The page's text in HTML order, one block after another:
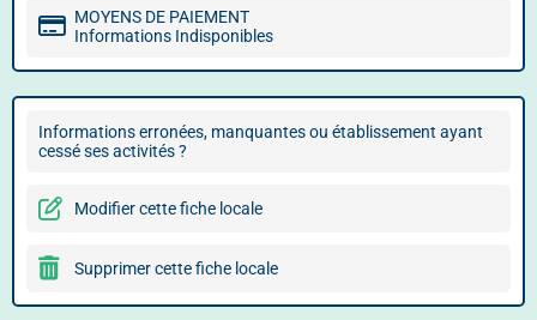
MOYENS DE PAIEMENT
Informations Indisponibles
Informations erronées, manquantes ou établissement ayant
cessé ses activités ?
Modifier cette fiche locale
Supprimer cette fiche locale